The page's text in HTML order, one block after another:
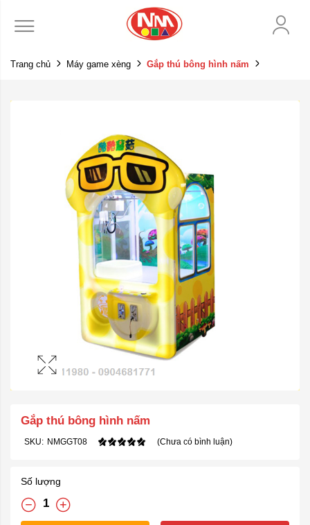
Trang chủ Máy game xèng Gắp thú bông hình nấm
Gắp thú bông hình nấm
SKU: NMGGT08 (Chưa có bình luận)
Số lượng